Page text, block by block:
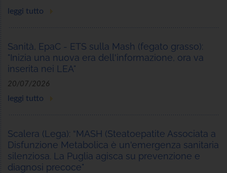
leggi tutto
Sanità, EpaC - ETS sulla Mash (fegato grasso):
"Inizia una nuova era dell'informazione, ora va
inserita nei LEA"
20/07/2026
leggi tutto
Scalera (Lega): “MASH (Steatoepatite Associata a
Disfunzione Metabolica è un'emergenza sanitaria
silenziosa. La Puglia agisca su prevenzione e
diagnosi precoce"